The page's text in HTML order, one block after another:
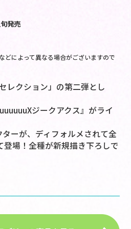
旬発売
によって異なる場合がございますので
レクション」の第二弾とし
ジークアクス』がライ
ーが、ディフォルメされて全
場！全種が新規描き下ろしで